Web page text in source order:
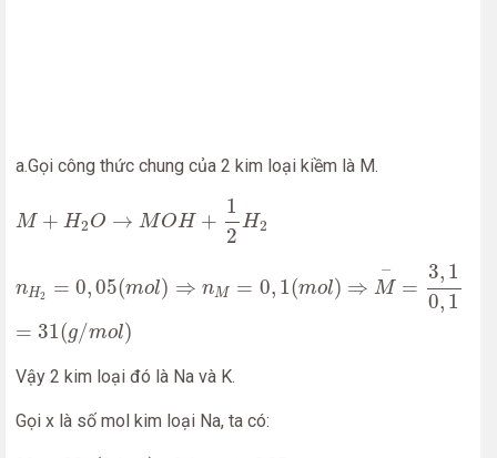
a.Gọi công thức chung của 2 kim loại kiềm là M.
M + H2O → MOH +
1
2
H2
nH2 = 0,05(mol) ⇒ nM = 0, 1(mol) ⇒
−
M =
3, 1
0, 1
= 31(g/mol)
31 (g
Vậy 2 kim loại đó là Na và K.
Gọi x là số mol kim loại Na, ta có: